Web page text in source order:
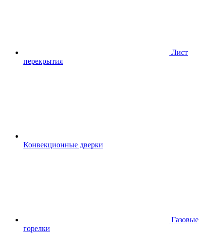
Лист
перекрытия
Конвекционные дверки
Газовые
горелки